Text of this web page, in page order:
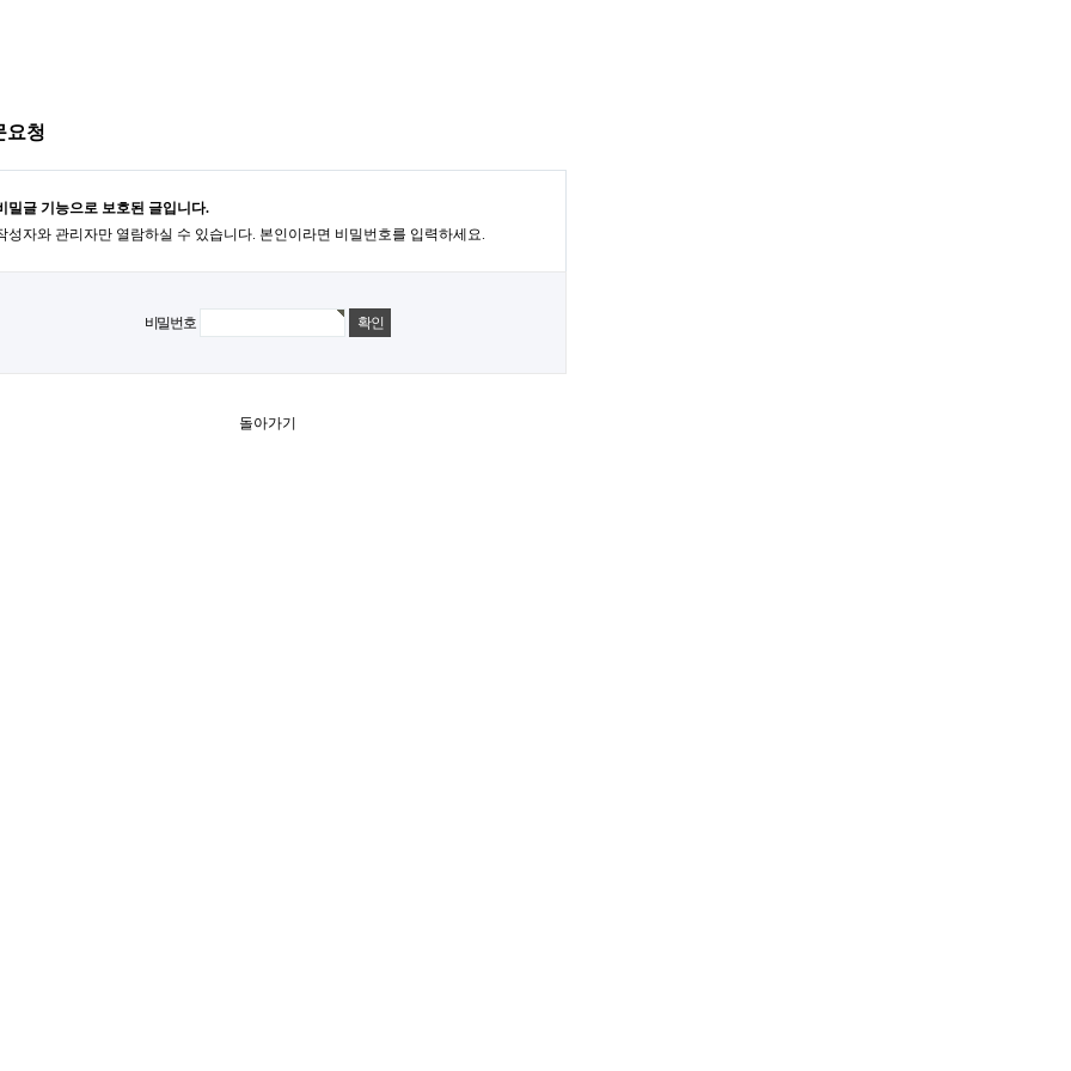
요청
밀글 기능으로 보호된 글입니다.
성자와 관리자만 열람하실 수 있습니다. 본인이라면 비밀번호를 입력하세요.
비밀번호
돌아가기